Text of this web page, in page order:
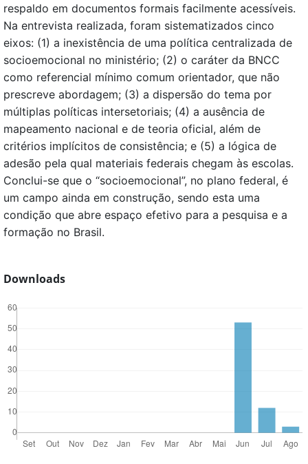
respaldo em documentos formais facilmente acessíveis.
Na entrevista realizada, foram sistematizados cinco
eixos: (1) a inexistência de uma política centralizada de
socioemocional no ministério; (2) o caráter da BNCC
como referencial mínimo comum orientador, que não
prescreve abordagem; (3) a dispersão do tema por
múltiplas políticas intersetoriais; (4) a ausência de
mapeamento nacional e de teoria oficial, além de
critérios implícitos de consistência; e (5) a lógica de
adesão pela qual materiais federais chegam às escolas.
Conclui-se que o “socioemocional”, no plano federal, é
um campo ainda em construção, sendo esta uma
condição que abre espaço efetivo para a pesquisa e a
formação no Brasil.
Downloads